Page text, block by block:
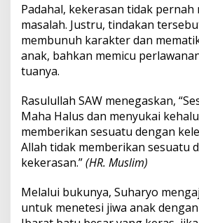
Padahal, kekerasan tidak pernah
masalah. Justru, tindakan
membunuh karakter dan
anak, bahkan memicu
tuanya.
Rasulullah SAW menegaskan,
Maha Halus dan menyukai
memberikan sesuatu dengan
Allah tidak memberikan sesuatu
kekerasan.”(HR. Muslim)
Melalui bukunya, Suharyo
untuk menetesi jiwa anak